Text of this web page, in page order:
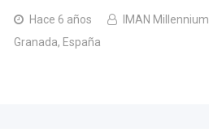
Hace 6 años IMAN Millennium
Granada, España